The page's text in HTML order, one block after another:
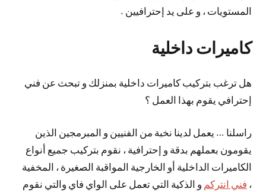
المستويات ، و على يد إحترافيين .
كاميرات داخلية
هل ترغب بتركيب كاميرات داخلية بمنزلك و تبحث عن فني
إحترافي يقوم بهذا العمل ؟
راسلنا … يعمل لدينا نخبة من الفنيين و المبرمجين الذين
يقومون بعملهم بدقة و إحترافية ، نقوم بتركيب جميع أنواع
الكاميرات الداخلية أو الخارجية المواقبة الصغيرة ، المخفية
، فني انتركم و الذكية التي تعمل على الواي فاي والتي نقوم